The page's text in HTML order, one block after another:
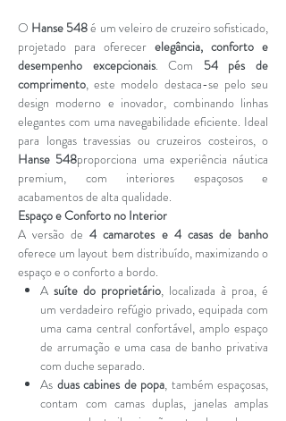
O Hanse 548é um veleiro de cruzeiro sofisticado,
projetado para oferecer elegância, conforto e
desempenho excepcionais. Com 54 pés de
comprimento, este modelo destaca-se pelo seu
design moderno e inovador, combinando linhas
elegantes com uma navegabilidade eficiente. Ideal
para longas travessias ou cruzeiros costeiros, o
Hanse 548proporciona uma experiência náutica
premium, com interiores espaçosos e
acabamentos de alta qualidade.
Espaço e Conforto no Interior
A versão de4 camarotes e 4 casas de banho
oferece um layout bem distribuído, maximizando o
espaço e o conforto a bordo.
Asuíte do proprietário, localizada à proa, é
um verdadeiro refúgio privado, equipada com
uma cama central confortável, amplo espaço
de arrumação e uma casa de banho privativa
com duche separado.
As duas cabines de popa, também espaçosas,
contam com camas duplas, janelas amplas